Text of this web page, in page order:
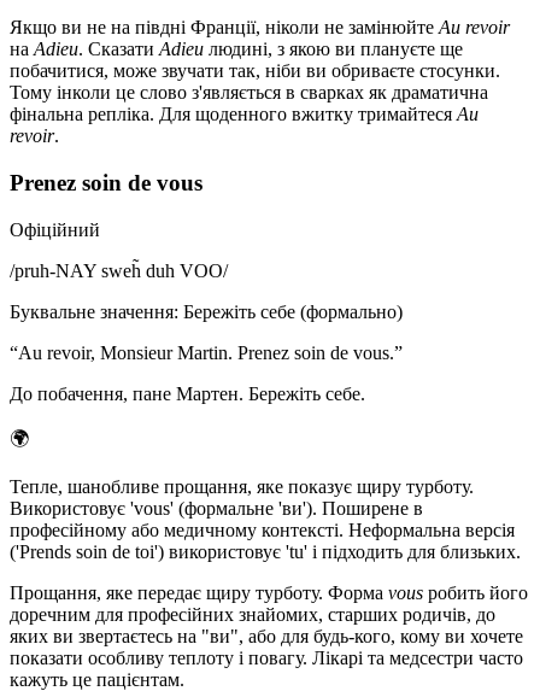
Якщо ви не на півдні Франції, ніколи не замінюйте Au revoir
на Adieu. Сказати Adieu людині, з якою ви плануєте ще
побачитися, може звучати так, ніби ви обриваєте стосунки.
Тому інколи це слово з'являється в сварках як драматична
фінальна репліка. Для щоденного вжитку тримайтеся Au
revoir.
Prenez soin de vous
Офіційний
/pruh-NAY sweh̃ duh VOO/
Буквальне значення: Бережіть себе (формально)
“Au revoir, Monsieur Martin. Prenez soin de vous.”
До побачення, пане Мартен. Бережіть себе.
🌍
Тепле, шанобливе прощання, яке показує щиру турботу.
Використовує 'vous' (формальне 'ви'). Поширене в
професійному або медичному контексті. Неформальна версія
('Prends soin de toi') використовує 'tu' і підходить для близьких.
Прощання, яке передає щиру турботу. Форма vous робить його
доречним для професійних знайомих, старших родичів, до
яких ви звертаєтесь на "ви", або для будь-кого, кому ви хочете
показати особливу теплоту і повагу. Лікарі та медсестри часто
кажуть це пацієнтам.